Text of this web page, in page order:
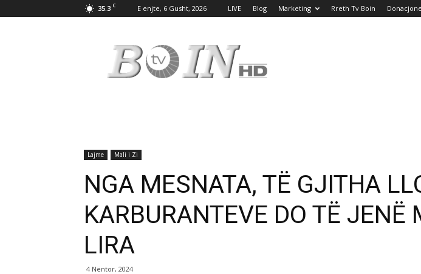
35.3 C E enjte, 6 Gusht, 2026 LIVE Blog Marketing Rreth Tv Boin
Boin
Lajme Mali i Zi
NGA MESNATA, TË GJITHA
KARBURANTEVE DO TË JENË
LIRA
4 Nëntor, 2024